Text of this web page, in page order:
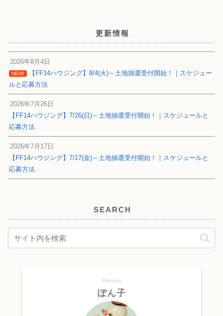
更新情報
2026年8月4日
NEW!
【FF14ハウジング】8/4(火)～土地抽選受付開始！｜スケジュー
ルと応募方法
2026年7月26日
【FF14ハウジング】7/26(日)～土地抽選受付開始！｜スケジュールと
応募方法
2026年7月17日
【FF14ハウジング】7/17(金)～土地抽選受付開始！｜スケジュールと
応募方法
SEARCH
Ponco tu
ぽん子